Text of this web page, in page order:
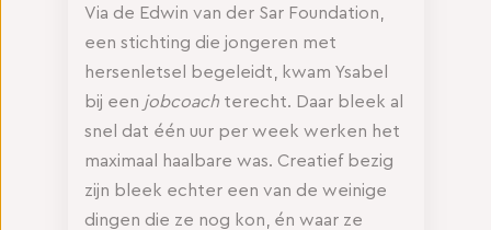
Via de Edwin van der Sar Foundation,
een stichting die jongeren met
hersenletsel begeleidt, kwam Ysabel
bij een jobcoachterecht. Daar bleek al
snel dat één uur per week werken het
maximaal haalbare was. Creatief bezig
zijn bleek echter een van de weinige
dingen die ze nog kon, én waar ze